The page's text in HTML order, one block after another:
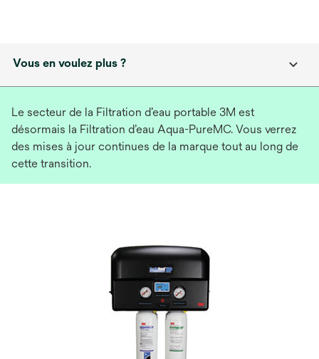
Vous en voulez plus ?
Le secteur de la Filtration d’eau portable 3M est
désormais la Filtration d’eau Aqua-PureMC. Vous verrez
des mises à jour continues de la marque tout au long de
cette transition.